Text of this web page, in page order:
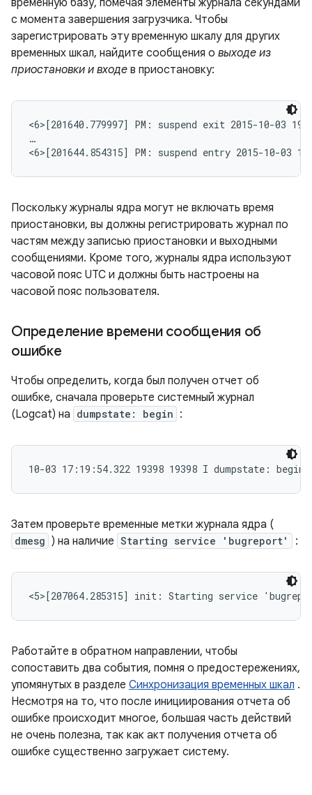
временную базу, помечая элементы журнала секундами
с момента завершения загрузчика. Чтобы
зарегистрировать эту временную шкалу для других
временных шкал, найдите сообщения о выходе из
приостановки и входе в приостановку:
<6>[201640.779997] PM: suspend exit 2015-10-03
…
<6>[201644.854315] PM: suspend entry 2015-10-03
Поскольку журналы ядра могут не включать время
приостановки, вы должны регистрировать журнал по
частям между записью приостановки и выходными
сообщениями. Кроме того, журналы ядра используют
часовой пояс UTC и должны быть настроены на
часовой пояс пользователя.
Определение времени сообщения об
ошибке
Чтобы определить, когда был получен отчет об
ошибке, сначала проверьте системный журнал
(Logcat) на dumpstate: begin :
10-03 17:19:54.322 19398 19398 I dumpstate: begin
Затем проверьте временные метки журнала ядра (
dmesg ) на наличие Starting service 'bugreport' :
<5>[207064.285315] init: Starting service
Работайте в обратном направлении, чтобы
сопоставить два события, помня о предостережениях,
упомянутых в разделе Синхронизация временных шкал .
Несмотря на то, что после инициирования отчета об
ошибке происходит многое, большая часть действий
не очень полезна, так как акт получения отчета об
ошибке существенно загружает систему.